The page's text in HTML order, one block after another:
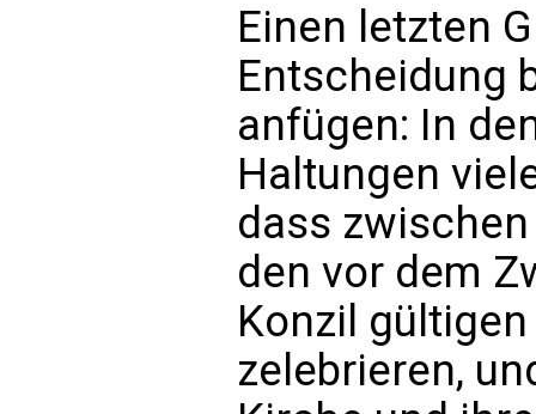
Einen letzten
Entscheidung
anfügen: In
Haltungen
dass
den vor dem
Konzil
zelebrieren,